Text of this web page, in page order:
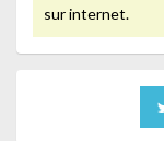
sur internet.